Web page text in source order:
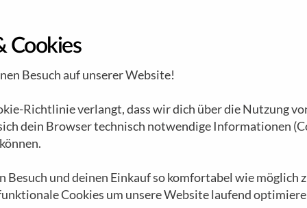
Unternehmen
Das GEA Universum
Eine bewegte
Geschichte
Engagement
Schenk auch Du...
Unsere Freunde
Apfelbäumchen
Darlehen
Cookies
Besuch auf unserer Website!
Richtlinie verlangt, dass wir dich über die Nutzung
dein Browser technisch notwendige Informationen
Besuch und deinen Einkauf so komfortabel wie möglich
Cookies um unsere Website laufend